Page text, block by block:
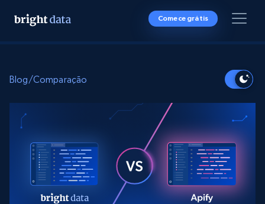
Comece grátis
Blog/Comparação